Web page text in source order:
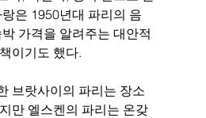
은 1950년대 파리의 음
가격을 알려주는 대안적
이기도 했다.
브랏사이의 파리는 장소
만 엘스켄의 파리는 온갖